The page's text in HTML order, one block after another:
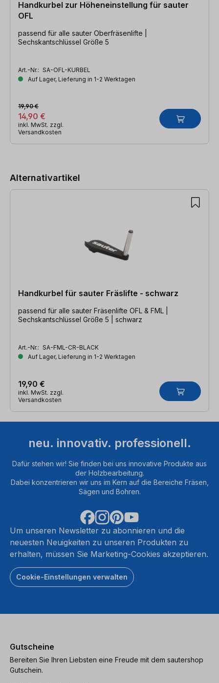
Handkurbel zur Höheneinstellung für sauter
OFL
passend für alle sauter Oberfräsenlifte |
Sechskantschlüssel Größe 5
Art.-Nr.: SA-OFL-KURBEL
Auf Lager, Lieferung in 1-2 Werktagen
14,90 €
19,90 €
inkl. MwSt. zzgl.
Versandkosten
Alternativartikel
Handkurbel für sauter Fräslifte - schwarz
passend für alle sauter Fräsenlifte OFL & FML |
Sechskantschlüssel Größe 5 | schwarz
Art.-Nr.: SA-FML-CR-BLACK
Auf Lager, Lieferung in 1-2 Werktagen
19,90 €
inkl. MwSt. zzgl.
Versandkosten
neu. innovativ. professionell.
Dafür stehen wir! Sie finden bei uns innovative Produkte aus
der Holzbearbeitung.
Dabei konzentrieren wir uns im Kern auf die Bereiche Fräsen,
Sägen und Bohren.
Um unseren Newsletter zu abonnieren und die
neuesten Neuigkeiten zu unseren Produkten zu
erhalten, müssen Sie Marketing-Cookies akzeptieren.
Cookie-Einstellungen verwalten
Gutscheine
Bereiten Sie Ihren Liebsten eine Freude mit dem sautershop
Gutschein.